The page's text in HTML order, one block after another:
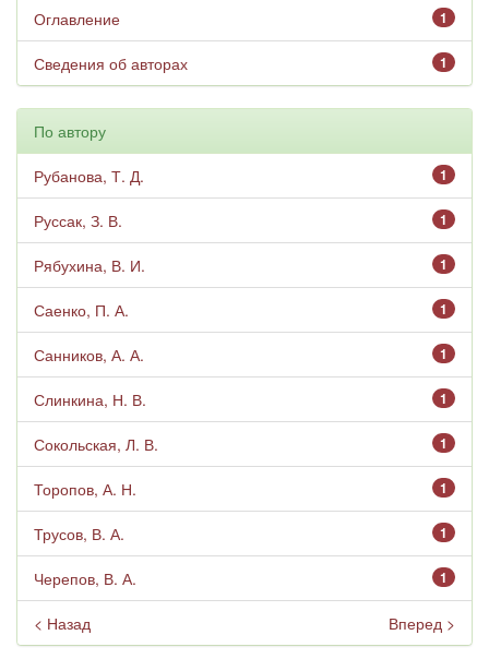
1
Оглавление
1
Сведения об авторах
По автору
1
Рубанова, Т. Д.
1
Руссак, З. В.
1
Рябухина, В. И.
1
Саенко, П. А.
1
Санников, А. А.
1
Слинкина, Н. В.
1
Сокольская, Л. В.
1
Торопов, А. Н.
1
Трусов, В. А.
1
Черепов, В. А.
< Назад Вперед >